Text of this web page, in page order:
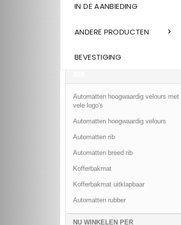
IN DE AANBIEDING
ANDERE PRODUCTEN
BEVESTIGING
Automatten hoogwaardig velours met
vele logo's
Automatten hoogwaardig velours
Automatten rib
Automatten breed rib
Kofferbakmat
Kofferbakmat uitklapbaar
Automatten rubber
NU WINKELEN PER